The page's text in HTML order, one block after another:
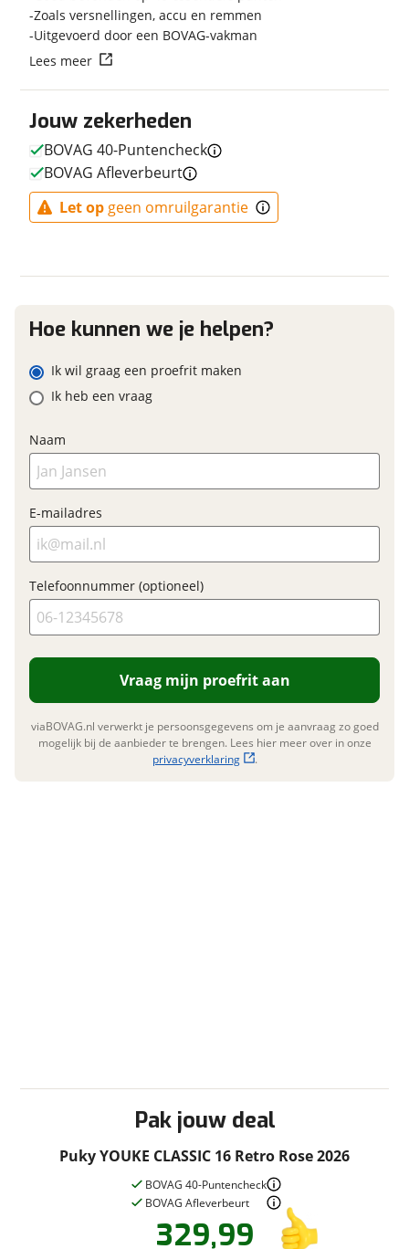
E-bike
Elektrisch? Niet elektrisch
Financieel
Prijs
€ 329,99
Garanties
BOVAG Garantie
Fabrieksgarantie
Pak jouw deal
Puky YOUKE CLASSIC 16 Retro Rose 2026
BOVAG 40-Puntencheck
BOVAG Afleverbeurt
329,99
Vraag eenproefrit
Stel eenvraag!
Vraag mijn reservering aan
goed mogelijk bij de aanbieder te brengen. Lees hier meer
Jouw zekerheden
BOVAG 40-Puntencheck
BOVAG Afleverbeurt
Let op geen omruilgarantie
Zoals versnellingen, accu en remmen
Uitgevoerd door een BOVAG-vakman
Lees meer
Hoe kunnen we je helpen?
Ik wil graag een proefrit maken
Ik heb een vraag
Naam
E-mailadres
Telefoonnummer (optioneel)
Vraag mijn proefrit aan
viaBOVAG.nl verwerkt je persoonsgegevens om je aanvraag zo goed
mogelijk bij de aanbieder te brengen. Lees hier meer over in onze
privacyverklaring
.